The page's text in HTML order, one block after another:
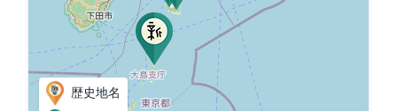
歴史地名